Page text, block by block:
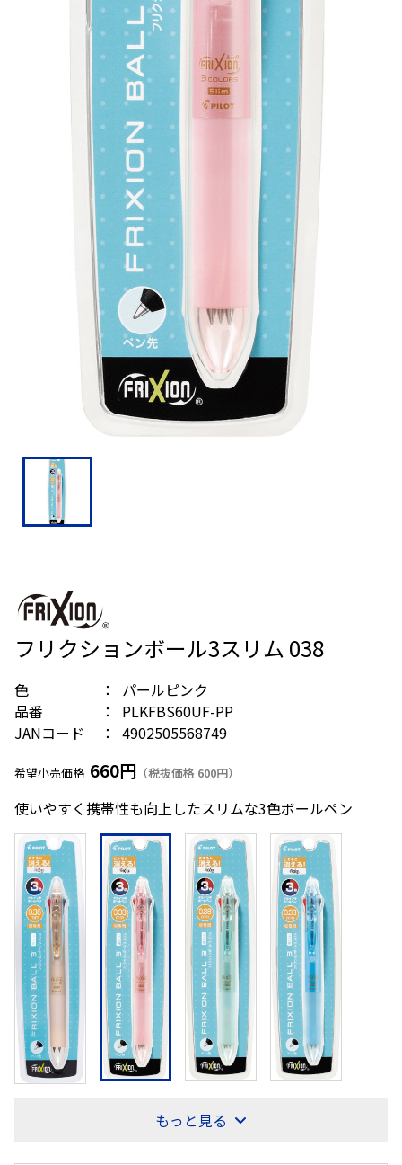
フリクションボール3スリム 038
色
パールピンク
品番
PLKFBS60UF-PP
JANコード
4902505568749
希望小売価格 660円 （税抜価格 600円）
使いやすく携帯性も向上したスリムな3色ボールペン
もっと見る